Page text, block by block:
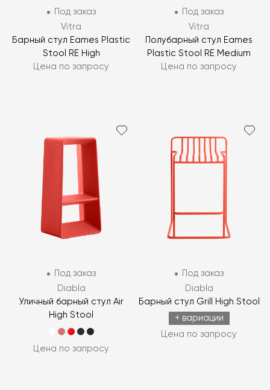
Под заказ
Vitra
Барный стул Eames Plastic
Stool RE High
Цена по запросу
Под заказ
Vitra
Полубарный стул Eames
Plastic Stool RE Medium
Цена по запросу
Под заказ
Diabla
Уличный барный стул Air
High Stool
Цена по запросу
Под заказ
Diabla
Барный стул Grill High Stool
+ вариации
Цена по запросу